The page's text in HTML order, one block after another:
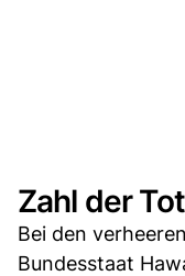
Zahl der
Bei den
Bundesstaat